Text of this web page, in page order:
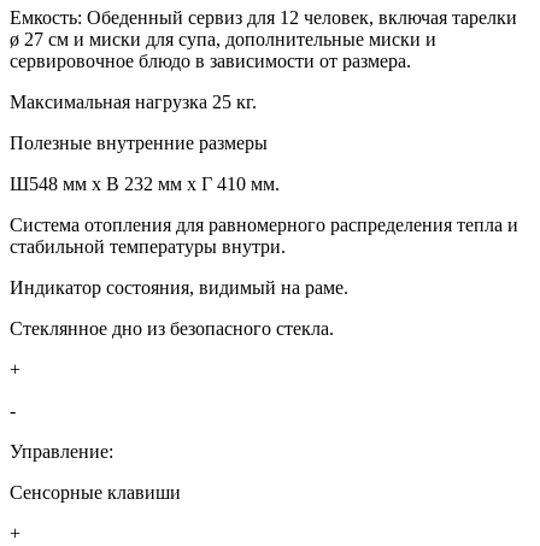
Емкость: Обеденный сервиз для 12 человек, включая тарелки
ø 27 см и миски для супа, дополнительные миски и
сервировочное блюдо в зависимости от размера.
Максимальная нагрузка 25 кг.
Полезные внутренние размеры
Ш548 мм х В 232 мм х Г 410 мм.
Система отопления для равномерного распределения тепла и
стабильной температуры внутри.
Индикатор состояния, видимый на раме.
Стеклянное дно из безопасного стекла.
+
-
Управление:
Сенсорные клавиши
+